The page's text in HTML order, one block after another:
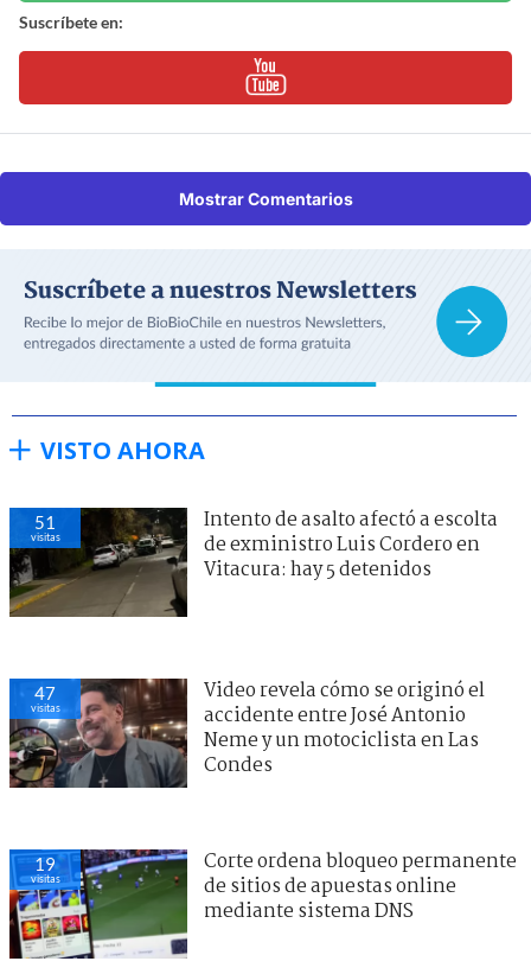
Suscríbete en:
Mostrar Comentarios
VISTO AHORA
51
visitas
Intento de asalto afectó a escolta
de exministro Luis Cordero en
Vitacura: hay 5 detenidos
47
visitas
Video revela cómo se originó el
accidente entre José Antonio
Neme y un motociclista en Las
Condes
19
visitas
Corte ordena bloqueo permanente
de sitios de apuestas online
mediante sistema DNS